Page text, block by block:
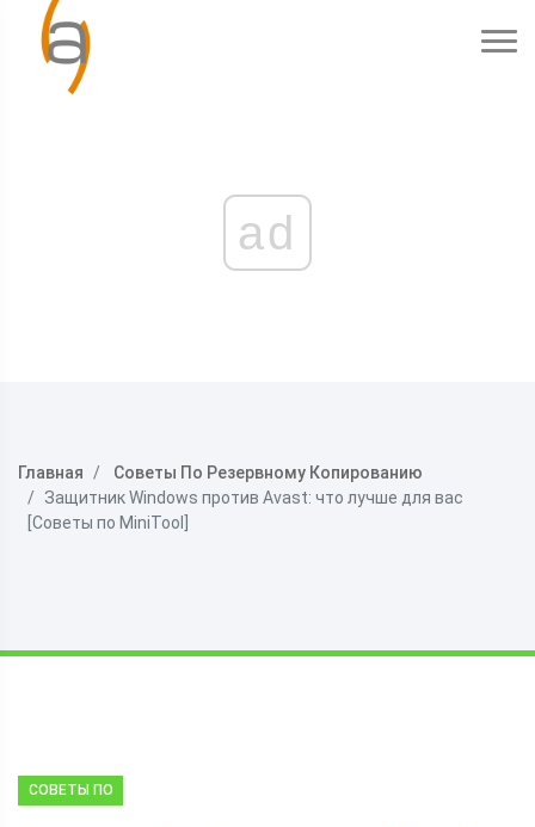
ad
Главная
Советы По Резервному Копированию
Защитник Windows против Avast: что лучше для вас
[Советы по MiniTool]
СОВЕТЫ ПО